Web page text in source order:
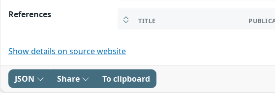
References
TITLE
Show details on source website
JSON Share To clipboard